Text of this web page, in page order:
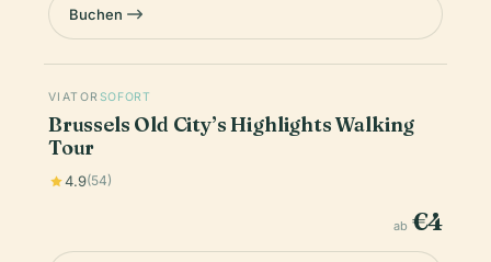
Buchen
VIATOR SOFORT
Brussels Old City’s Highlights Walking
Tour
4.9(54)
ab €4